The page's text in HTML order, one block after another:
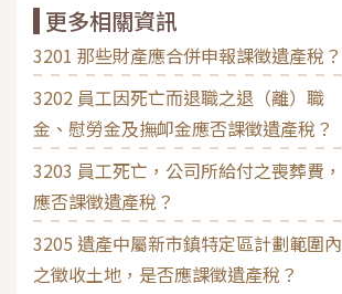
更多相關資訊
3201 那些財產應合併申報課徵遺產稅？
3202 員工因死亡而退職之退（離）職
金、慰勞金及撫卹金應否課徵遺產稅？
3203 員工死亡，公司所給付之喪葬費，
應否課徵遺產稅？
3205 遺產中屬新市鎮特定區計劃範圍內
之徵收土地，是否應課徵遺產稅？